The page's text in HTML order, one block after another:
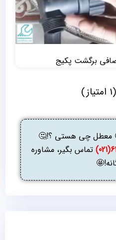
برگشت پکیج
معطل چی هستی ؟!🤔
تماس بگیر، مشاوره